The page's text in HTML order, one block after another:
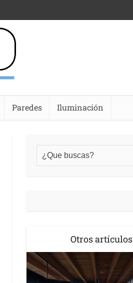
Paredes Iluminación
Otros artículos